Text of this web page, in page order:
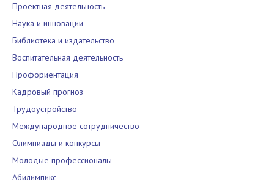
Проектная деятельность
Наука и инновации
Библиотека и издательство
Воспитательная деятельность
Профориентация
Кадровый прогноз
Трудоустройство
Международное сотрудничество
Олимпиады и конкурсы
Молодые профессионалы
Абилимпикс